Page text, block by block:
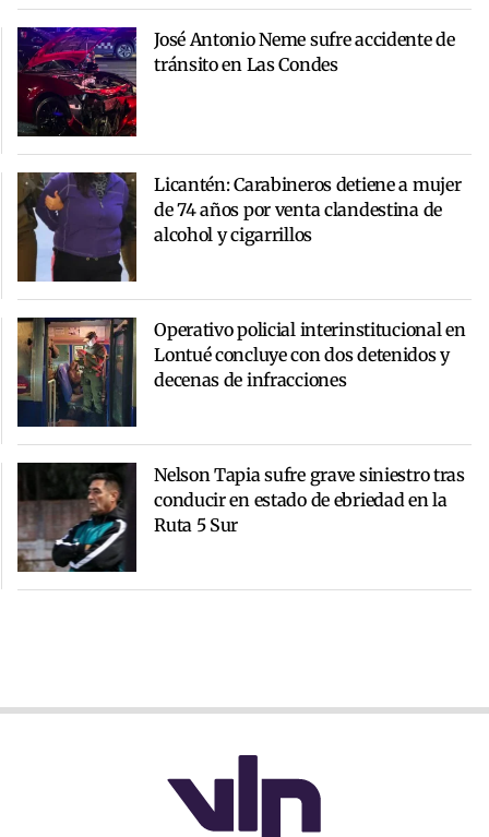
José Antonio Neme sufre accidente de
tránsito en Las Condes
Licantén: Carabineros detiene a mujer
de 74 años por venta clandestina de
alcohol y cigarrillos
Operativo policial interinstitucional en
Lontué concluye con dos detenidos y
decenas de infracciones
Nelson Tapia sufre grave siniestro tras
conducir en estado de ebriedad en la
Ruta 5 Sur